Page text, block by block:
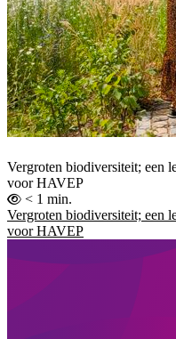
Vergroten biodiversiteit; een
voor HAVEP
< 1 min.
Vergroten biodiversiteit; een
voor HAVEP